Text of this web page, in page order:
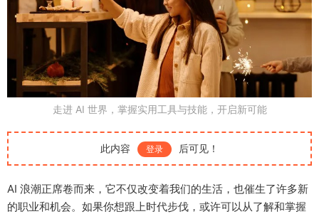
走进 AI 世界，掌握实用工具与技能，开启新可能
此内容 登录 后可见！
AI 浪潮正席卷而来，它不仅改变着我们的生活，也催生了许多新
的职业和机会。如果你想跟上时代步伐，或许可以从了解和掌握